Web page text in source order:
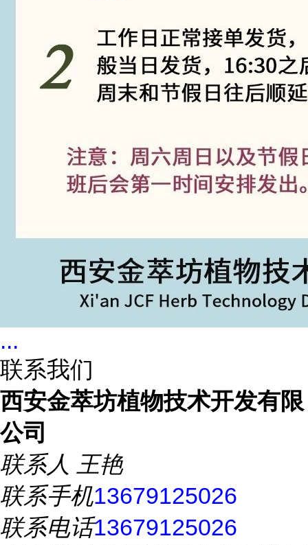
...
联系我们
西安金萃坊植物技术开发有限
公司
联系人 王艳
联系手机13679125026
联系电话13679125026